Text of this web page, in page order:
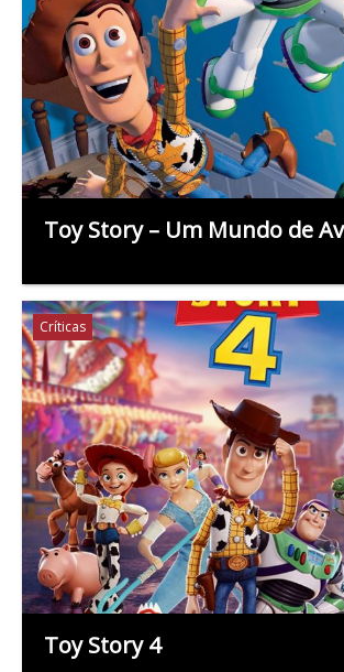
Toy Story – Um Mundo de
Críticas
Toy Story 4